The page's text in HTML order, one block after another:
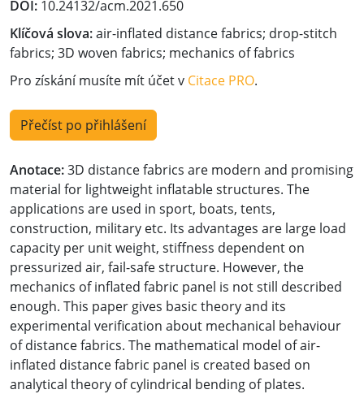
DOI: 10.24132/acm.2021.650
Klíčová slova:air-inflated distance fabrics; drop-stitch
fabrics; 3D woven fabrics; mechanics of fabrics
Pro získání musíte mít účet v Citace PRO.
Přečíst po přihlášení
Anotace:3D distance fabrics are modern and promising
material for lightweight inflatable structures. The
applications are used in sport, boats, tents,
construction, military etc. Its advantages are large load
capacity per unit weight, stiffness dependent on
pressurized air, fail-safe structure. However, the
mechanics of inflated fabric panel is not still described
enough. This paper gives basic theory and its
experimental verification about mechanical behaviour
of distance fabrics. The mathematical model of air-
inflated distance fabric panel is created based on
analytical theory of cylindrical bending of plates.